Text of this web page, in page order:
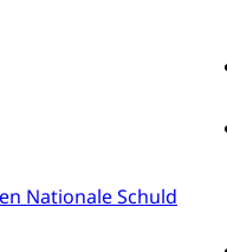
Nationale Schuld